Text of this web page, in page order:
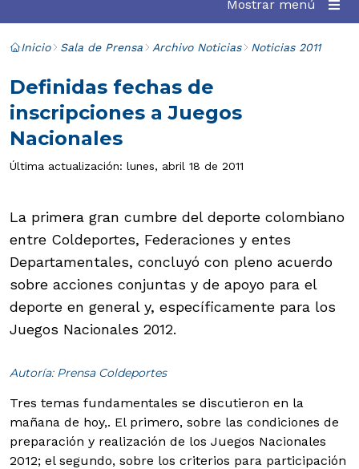
Mostrar menú
Inicio Sala de Prensa Archivo Noticias Noticias 2011
Definidas fechas de
inscripciones a Juegos
Nacionales
Última actualización: lunes, abril 18 de 2011
La primera gran cumbre del deporte colombiano
entre Coldeportes, Federaciones y entes
Departamentales, concluyó con pleno acuerdo
sobre acciones conjuntas y de apoyo para el
deporte en general y, específicamente para los
Juegos Nacionales 2012.
Autoría: Prensa Coldeportes
Tres temas fundamentales se discutieron en la
mañana de hoy,. El primero, sobre las condiciones de
preparación y realización de los Juegos Nacionales
2012; el segundo, sobre los criterios para participación